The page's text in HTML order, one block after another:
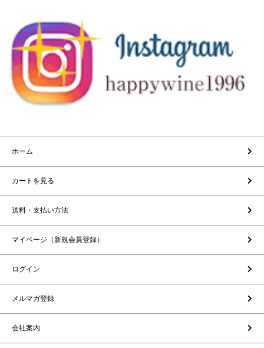
ホーム
カートを見る
送料・支払い方法
マイページ（新規会員登録）
ログイン
メルマガ登録
会社案内